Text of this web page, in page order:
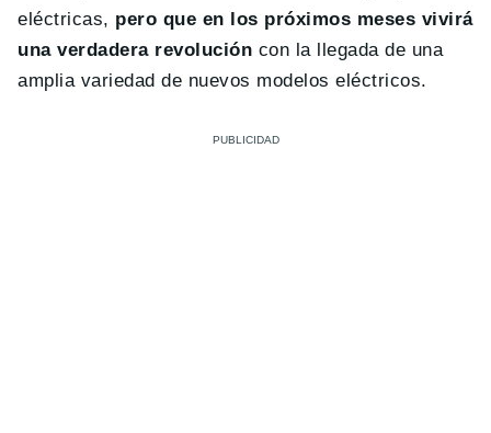
eléctricas, pero que en los próximos meses vivirá
una verdadera revolución con la llegada de una
amplia variedad de nuevos modelos eléctricos.